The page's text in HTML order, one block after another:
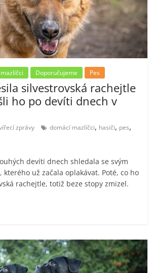
Doporučujeme Pes
silvestrovská rachejtle
ho po devíti dnech v
zprávy domácí mazlíčci, hasiči, pes,
devíti dnech shledala se svým
kterého už začala oplakávat. Poté, co ho
rachejtle, totiž beze stopy zmizel.